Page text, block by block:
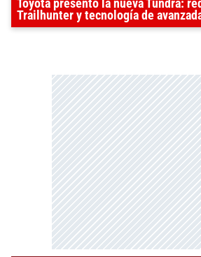
Toyota presentó la nueva Tundra:
Trailhunter y tecnología de